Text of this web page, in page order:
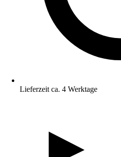
Lieferzeit ca. 4 Werktage